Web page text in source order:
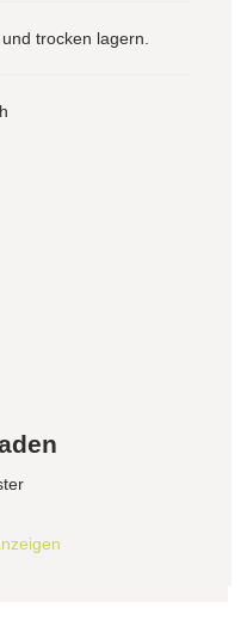
trocken lagern.